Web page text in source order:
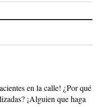
en la calle! ¿Por qué
¡Alguien que haga